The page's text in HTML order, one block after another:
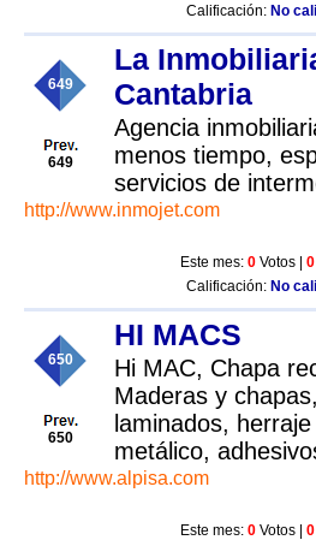
Calificación: No
649
649
La
Cantabria
Agencia
menos tiempo,
servicios de
http://www.inmojet.com
Este mes: 0 Votos | 0
Calificación: No
650
650
HI MACS
Hi MAC, Chapa
Maderas y
laminados,
metálico,
http://www.alpisa.com
Este mes: 0 Votos | 0